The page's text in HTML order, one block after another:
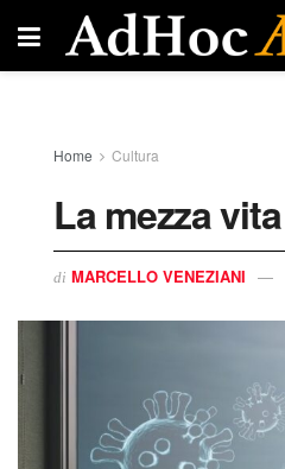
Home Cultura
La mezza vita
di MARCELLO VENEZIANI